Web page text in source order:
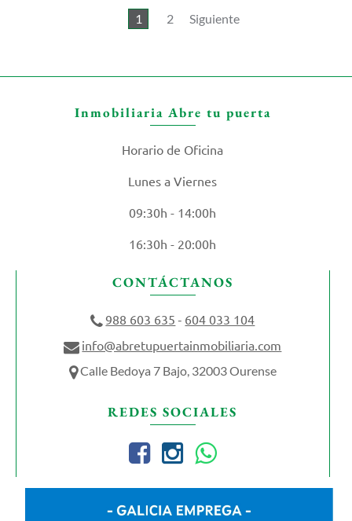
1 2 Siguiente
Inmobiliaria Abre tu puerta
Horario de Oficina
Lunes a Viernes
09:30h - 14:00h
16:30h - 20:00h
CONTÁCTANOS
988 603 635 - 604 033 104
info@abretupuertainmobiliaria.com
Calle Bedoya 7 Bajo, 32003 Ourense
REDES SOCIALES